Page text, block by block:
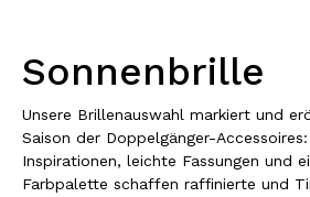
Sonnenbrille
Unsere Brillenauswahl markiert und
Saison der Doppelgänger-
Inspirationen, leichte Fassungen und
Farbpalette schaffen raffinierte und